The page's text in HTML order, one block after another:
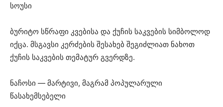
სოუსი
ბურიტო სწრაფი კვებისა და ქუჩის საკვების სიმბოლოდ
იქცა. მსგავსი კერძების შესახებ შეგიძლიათ ნახოთ
ქუჩის საკვების თემატურ გვერდზე.
ნაჩოსი — მარტივი, მაგრამ პოპულარული
წასახემსებელი